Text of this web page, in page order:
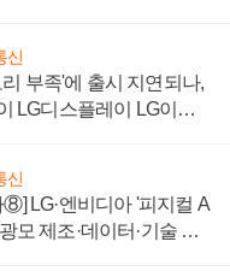
신
부족'에 출시 지연되나,
LG디스플레이 LG이노
신
⑧] LG·엔비디아 '피지컬 A
모 제조·데이터·기술 결